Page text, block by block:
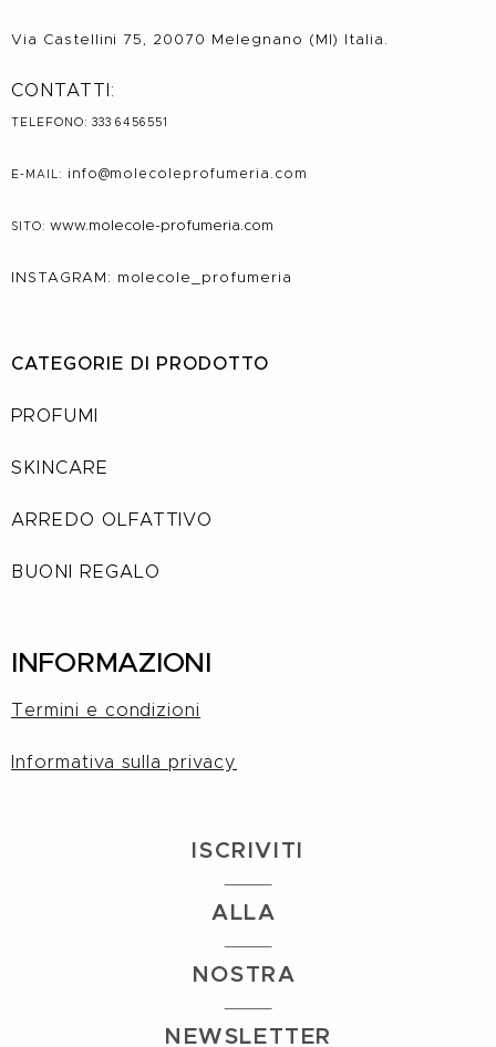
Via Castellini 75, 20070 Melegnano (MI) Italia.
CONTATTI:
TELEFONO: 333 6456551
E-MAIL: info@molecole profumeria.com
SITO: www.molecole-profumeria.com
INSTAGRAM: molecole_profumeria
CATEGORIE DI PRODOTTO
PROFUMI
SKINCARE
ARREDO OLFATTIVO
BUONI REGALO
INFORMAZIONI
Termini e condizioni
Informativa sulla privacy
ISCRIVITI
ALLA
NOSTRA
NEWSLETTER